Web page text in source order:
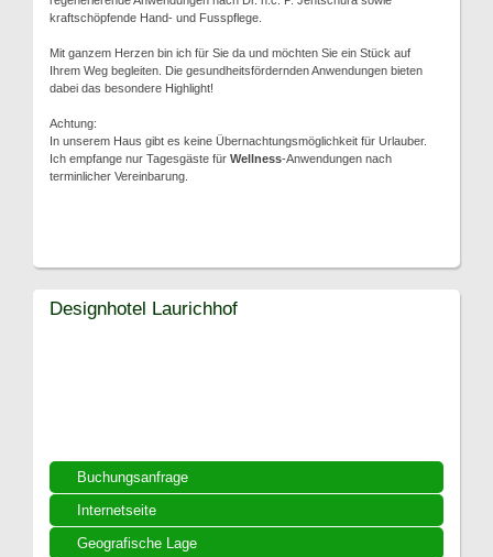
kraftschöpfende Hand- und Fusspflege.
Mit ganzem Herzen bin ich für Sie da und möchten Sie ein Stück auf
Ihrem Weg begleiten. Die gesundheitsfördernden Anwendungen bieten
dabei das besondere Highlight!
Achtung:
In unserem Haus gibt es keine Übernachtungsmöglichkeit für Urlauber.
Ich empfange nur Tagesgäste für Wellness-Anwendungen nach
terminlicher Vereinbarung.
Buchungsanfrage
Internetseite
Geografische Lage
Designhotel Laurichhof